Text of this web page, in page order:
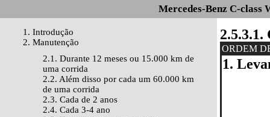
Mercedes-Benz C-class
1. Introdução
2. Manutenção
2.1. Durante 12 meses ou 15.000 km de
uma corrida
2.2. Além disso por cada um 60.000 km
de uma corrida
2.3. Cada de 2 anos
2.4. Cada 3-4 ano
2.5.3.1.
ORDEM
1.